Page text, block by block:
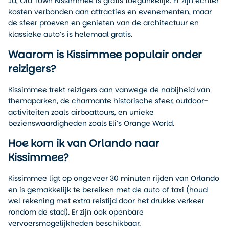
kosten verbonden aan attracties en evenementen, maar
de sfeer proeven en genieten van de architectuur en
klassieke auto’s is helemaal gratis.
Waarom is Kissimmee populair onder
reizigers?
Kissimmee trekt reizigers aan vanwege de nabijheid van
themaparken, de charmante historische sfeer, outdoor-
activiteiten zoals airboattours, en unieke
bezienswaardigheden zoals Eli’s Orange World.
Hoe kom ik van Orlando naar
Kissimmee?
Kissimmee ligt op ongeveer 30 minuten rijden van Orlando
en is gemakkelijk te bereiken met de auto of taxi (houd
wel rekening met extra reistijd door het drukke verkeer
rondom de stad). Er zijn ook openbare
vervoersmogelijkheden beschikbaar.